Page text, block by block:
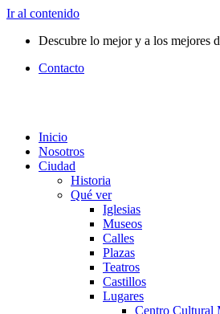
Ir al contenido
Descubre lo mejor y a los mejores
Contacto
Inicio
Nosotros
Ciudad
Historia
Qué ver
Iglesias
Museos
Calles
Plazas
Teatros
Castillos
Lugares
Centro Cultural